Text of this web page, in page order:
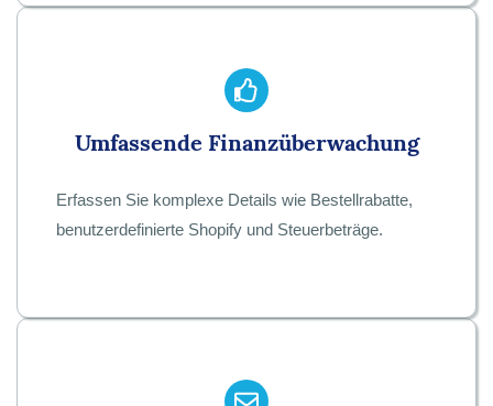
Umfassende Finanzüberwachung
Erfassen Sie komplexe Details wie Bestellrabatte,
benutzerdefinierte Shopify und Steuerbeträge.